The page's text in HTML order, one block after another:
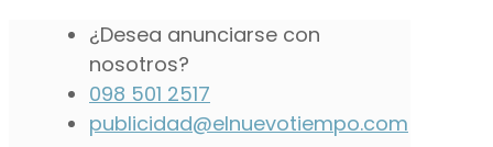
¿Desea anunciarse con
nosotros?
098 501 2517
publicidad@elnuevotiempo.com